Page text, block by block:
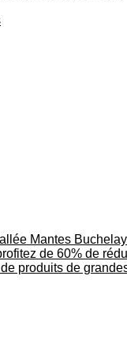
Mantes
de 60% de
produits de